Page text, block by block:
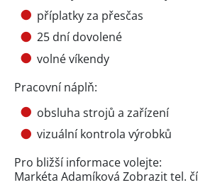
příplatky za přesčas
25 dní dovolené
volné víkendy
Pracovní náplň:
obsluha strojů a zařízení
vizuální kontrola výrobků
Pro bližší informace volejte:
Markéta Adamíková Zobrazit tel.